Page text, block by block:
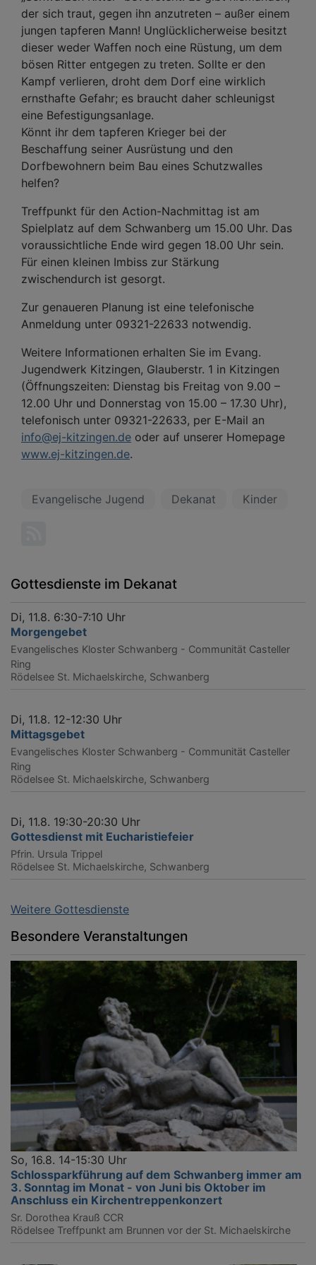
der sich traut, gegen ihn anzutreten – außer einem
jungen tapferen Mann! Unglücklicherweise besitzt
dieser weder Waffen noch eine Rüstung, um dem
bösen Ritter entgegen zu treten. Sollte er den
Kampf verlieren, droht dem Dorf eine wirklich
ernsthafte Gefahr; es braucht daher schleunigst
eine Befestigungsanlage.
Könnt ihr dem tapferen Krieger bei der
Beschaffung seiner Ausrüstung und den
Dorfbewohnern beim Bau eines Schutzwalles
helfen?
Treffpunkt für den Action-Nachmittag ist am
Spielplatz auf dem Schwanberg um 15.00 Uhr. Das
voraussichtliche Ende wird gegen 18.00 Uhr sein.
Für einen kleinen Imbiss zur Stärkung
zwischendurch ist gesorgt.
Zur genaueren Planung ist eine telefonische
Anmeldung unter 09321-22633 notwendig.
Weitere Informationen erhalten Sie im Evang.
Jugendwerk Kitzingen, Glauberstr. 1 in Kitzingen
(Öffnungszeiten: Dienstag bis Freitag von 9.00 –
12.00 Uhr und Donnerstag von 15.00 – 17.30 Uhr),
telefonisch unter 09321-22633, per E-Mail an
info@ej-kitzingen.de oder auf unserer Homepage
www.ej-kitzingen.de.
Evangelische Jugend Dekanat Kinder
Gottesdienste im Dekanat
Di, 11.8. 6:30-7:10 Uhr
Morgengebet
Evangelisches Kloster Schwanberg - Communität Casteller
Ring
Rödelsee St. Michaelskirche, Schwanberg
Di, 11.8. 12-12:30 Uhr
Mittagsgebet
Evangelisches Kloster Schwanberg - Communität Casteller
Ring
Rödelsee St. Michaelskirche, Schwanberg
Di, 11.8. 19:30-20:30 Uhr
Gottesdienst mit Eucharistiefeier
Pfrin. Ursula Trippel
Rödelsee St. Michaelskirche, Schwanberg
Weitere Gottesdienste
Besondere Veranstaltungen
So, 16.8. 14-15:30 Uhr
Schlossparkführung auf dem Schwanberg immer am
3. Sonntag im Monat - von Juni bis Oktober im
Anschluss ein Kirchentreppenkonzert
Sr. Dorothea Krauß CCR
Rödelsee Treffpunkt am Brunnen vor der St. Michaelskirche